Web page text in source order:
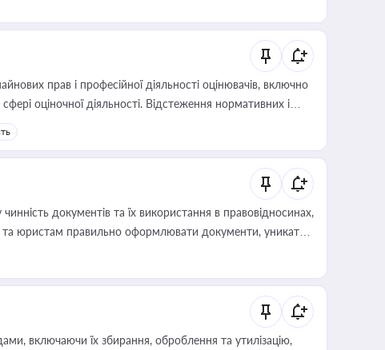
прав і професійної діяльності оцінювачів, включно
оціночної діяльності. Відстеження нормативних і
або бухгалтера під час оподаткування,
статусу суб'єктів оціночної діяльності
документів та їх використання в правовідносинах,
та юристам правильно оформлювати документи, уникати
влади та контрагентами
включаючи їх збирання, оброблення та утилізацію,